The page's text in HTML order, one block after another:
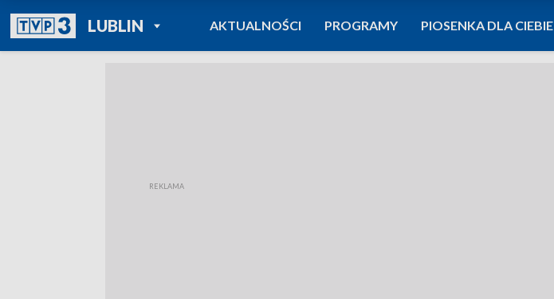
LUBLINPOWRÓT DO
TVP REGIONY
AKTUALNOŚCI PROGRAMY PIOSENKA DLA CIEBIE